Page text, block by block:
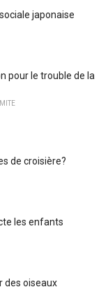
japonaise
pour le trouble de la
de croisière?
les enfants
des oiseaux